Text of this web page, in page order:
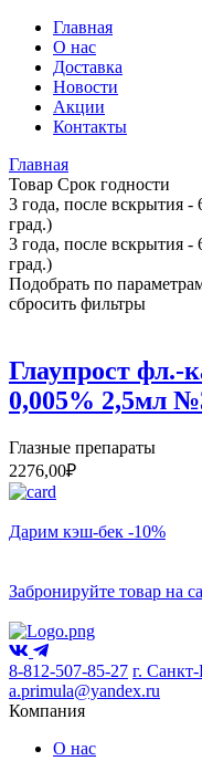
Главная
О нас
Доставка
Новости
Акции
Контакты
Главная
Товар Срок годности
3 года, после вскрытия
град.)
3 года, после вскрытия
град.)
Подобрать по
сбросить фильтры
Глаупрост фл.-
0,005% 2,5мл
Глазные препараты
2276,00₽
Дарим кэш-бек -10%
Забронируйте товар на
8-812-507-85-27 г.
a.primula@yandex.ru
Компания
О нас